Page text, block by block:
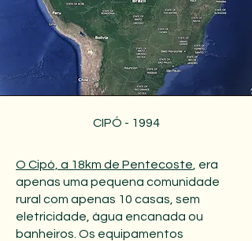
CIPÓ - 1994
O Cipó, a 18km de Pentecoste , era
apenas uma pequena comunidade
rural com apenas 10 casas, sem
eletricidade, água encanada ou
banheiros. Os equipamentos